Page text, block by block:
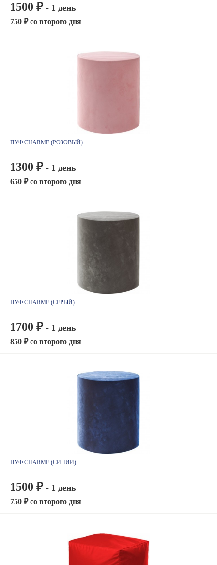
1500 ₽ - 1 день
750 ₽ со второго дня
ПУФ CHARME (РОЗОВЫЙ)
1300 ₽ - 1 день
650 ₽ со второго дня
ПУФ CHARME (СЕРЫЙ)
1700 ₽ - 1 день
850 ₽ со второго дня
ПУФ CHARME (СИНИЙ)
1500 ₽ - 1 день
750 ₽ со второго дня